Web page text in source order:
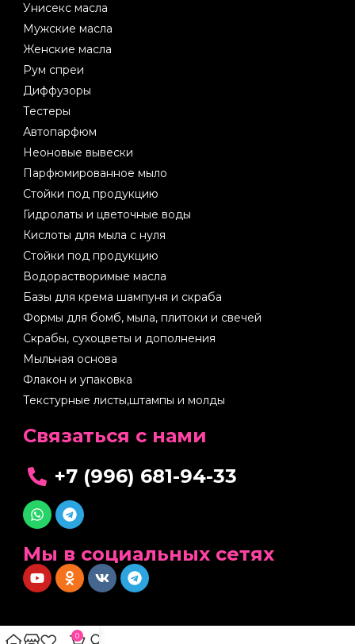
Унисекс масла
Мужские масла
Женские масла
Рум спреи
Диффузоры
Тестеры
Автопарфюм
Неоновые вывески
Парфюмированное мыло
Стойки под продукцию
Гидролаты и цветочные воды
Кислоты для мыла с нуля
Стойки под продукцию
Водорастворимые масла
Базы для крема шампуня и скраба
Формы для бомб, мыла, плитоки и свечей
Скрабы, сухоцветы и дополнения
Мыльная основа
Флакон и упаковка
Текстурные листы,штампы и молды
Cвязаться с нами
+7 (996) 681-94-33
Мы в социальных сетях
0